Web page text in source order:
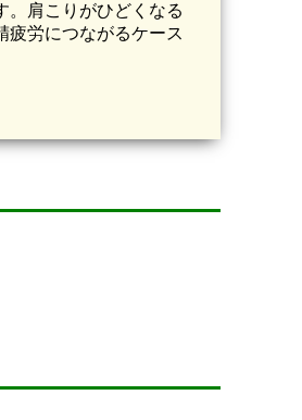
。肩こりがひどくなる
疲労につながるケース